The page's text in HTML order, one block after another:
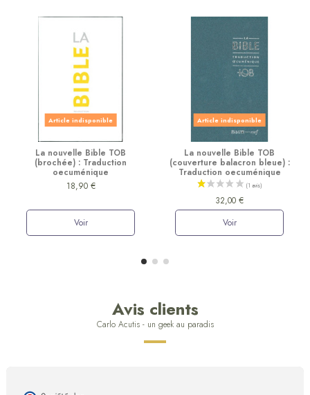
Article indisponible
La nouvelle Bible TOB
(brochée) : Traduction
oecuménique
18,90 €
Voir
Article indisponible
La nouvelle Bible TOB
(couverture balacron bleue) :
Traduction oecuménique
32,00 €
Voir
Avis clients
Carlo Acutis - un geek au paradis